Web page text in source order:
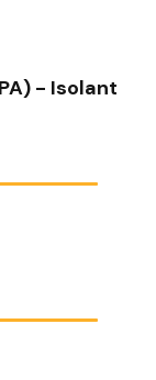
- Isolant